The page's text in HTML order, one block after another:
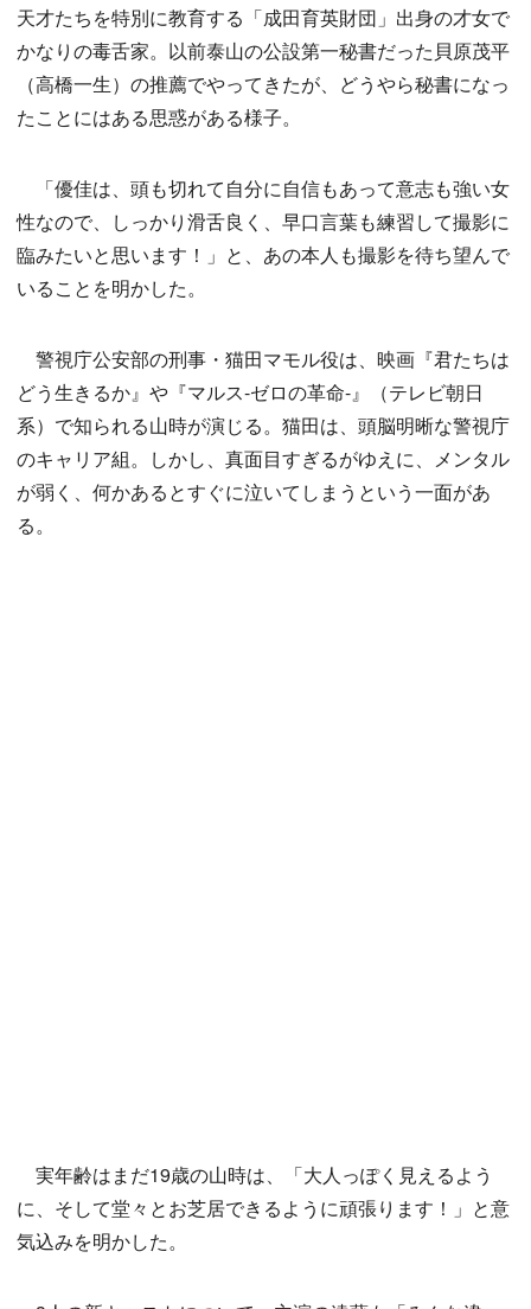
天才たちを特別に教育する「成田育英財団」出身の才女で
かなりの毒舌家。以前泰山の公設第一秘書だった貝原茂平
（高橋一生）の推薦でやってきたが、どうやら秘書になっ
たことにはある思惑がある様子。
「優佳は、頭も切れて自分に自信もあって意志も強い女
性なので、しっかり滑舌良く、早口言葉も練習して撮影に
臨みたいと思います！」と、あの本人も撮影を待ち望んで
いることを明かした。
警視庁公安部の刑事・猫田マモル役は、映画『君たちは
どう生きるか』や『マルス-ゼロの革命-』（テレビ朝日
系）で知られる山時が演じる。猫田は、頭脳明晰な警視庁
のキャリア組。しかし、真面目すぎるがゆえに、メンタル
が弱く、何かあるとすぐに泣いてしまうという一面があ
る。
実年齢はまだ19歳の山時は、「大人っぽく見えるよう
に、そして堂々とお芝居できるように頑張ります！」と意
気込みを明かした。